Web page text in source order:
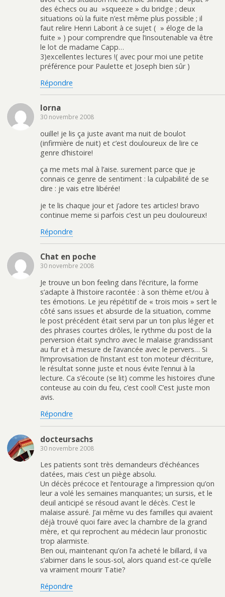
des échecs ou au »squeeze » du bridge ; deux
situations où la fuite n’est même plus possible ; il
faut relire Henri Laborit à ce sujet ( » éloge de la
fuite » ) pour comprendre que l’insoutenable va être
le lot de madame Capp…
3)excellentes lectures !( avec pour moi une petite
préférence pour Paulette et Joseph bien sûr )
Répondre
lorna
30 novembre 2008
ouille! je lis ça juste avant ma nuit de boulot
(infirmière de nuit) et c’est douloureux de lire ce
genre d’histoire!
ça me mets mal à l’aise. surement parce que je
connais ce genre de sentiment : la culpabilité de se
dire : je vais etre libérée!
je te lis chaque jour et j’adore tes articles! bravo
continue meme si parfois c’est un peu douloureux!
Répondre
Chat en poche
30 novembre 2008
Je trouve un bon feeling dans l’écriture, la forme
s’adapte à l’histoire racontée : à son thème et/ou à
tes émotions. Le jeu répétitif de « trois mois » sert le
côté sans issues et absurde de la situation, comme
le post précédent était servi par un ton plus léger et
des phrases courtes drôles, le rythme du post de la
perversion était synchro avec le malaise grandissant
au fur et à mesure de l’avancée avec le pervers… Si
l’improvisation de l’instant est ton moteur d’écriture,
le résultat sonne juste et nous évite l’ennui à la
lecture. Ca s’écoute (se lit) comme les histoires d’une
conteuse au coin du feu, c’est cool! C’est juste mon
avis.
Répondre
docteursachs
30 novembre 2008
Les patients sont très demandeurs d’échéances
datées, mais c’est un piège absolu.
Un décès précoce et l’entourage a l’impression qu’on
leur a volé les semaines manquantes; un sursis, et le
deuil anticipé se résoud avant le décès. C’est le
malaise assuré. J’ai même vu des familles qui avaient
déjà trouvé quoi faire avec la chambre de la grand
mère, et qui reprochent au médecin laur pronostic
trop alarmiste.
Ben oui, maintenant qu’on l’a acheté le billard, il va
s’abimer dans le sous-sol, alors quand est-ce qu’elle
va vraiment mourir Tatie?
Répondre